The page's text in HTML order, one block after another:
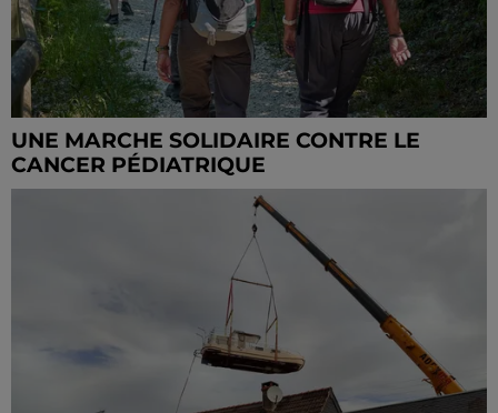
UNE MARCHE SOLIDAIRE CONTRE LE
CANCER PÉDIATRIQUE